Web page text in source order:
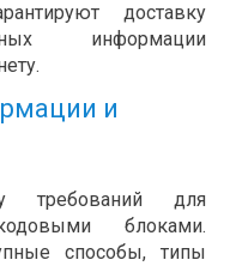
доставку
информации
и
требований для
блоками.
способы, типы